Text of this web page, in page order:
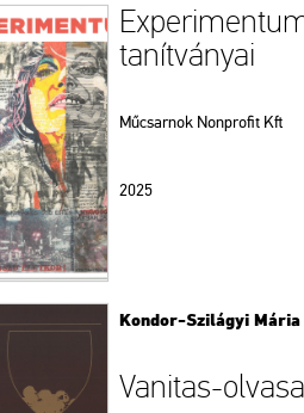
tanítványai
Műcsarnok Nonprofit Kft
2025
Kondor-Szilágyi
Vanitas-